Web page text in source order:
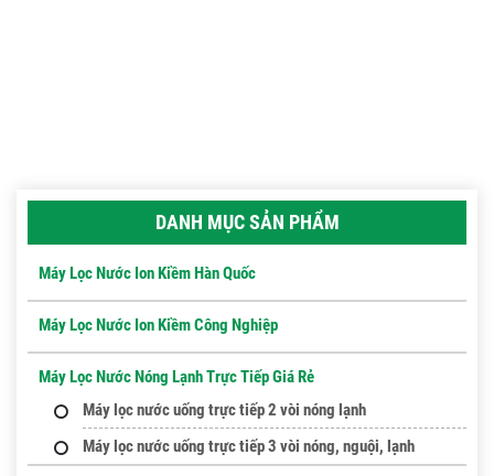
DANH MỤC SẢN PHẨM
Máy Lọc Nước Ion Kiềm Hàn Quốc
Máy Lọc Nước Ion Kiềm Công Nghiệp
Máy Lọc Nước Nóng Lạnh Trực Tiếp Giá Rẻ
Máy lọc nước uống trực tiếp 2 vòi nóng lạnh
Máy lọc nước uống trực tiếp 3 vòi nóng, nguội, lạnh